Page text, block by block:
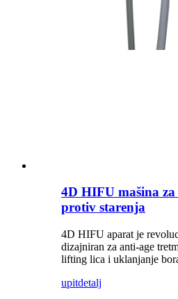
4D HIFU mašina
protiv starenja
4D HIFU aparat je
dizajniran za anti-age
lifting lica i uklanjanje
upitdetalj